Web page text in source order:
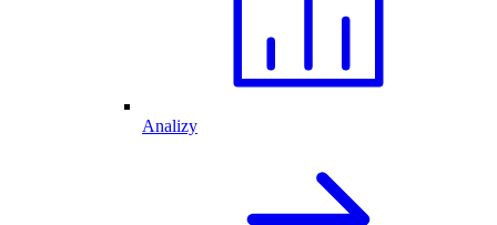
Analizy